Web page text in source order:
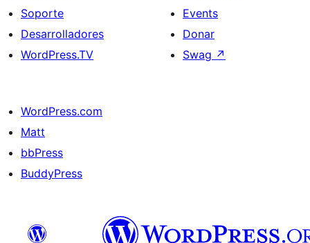
Soporte
Desarrolladores
WordPress.TV
Events
Donar
Swag ↗
WordPress.com
Matt
bbPress
BuddyPress